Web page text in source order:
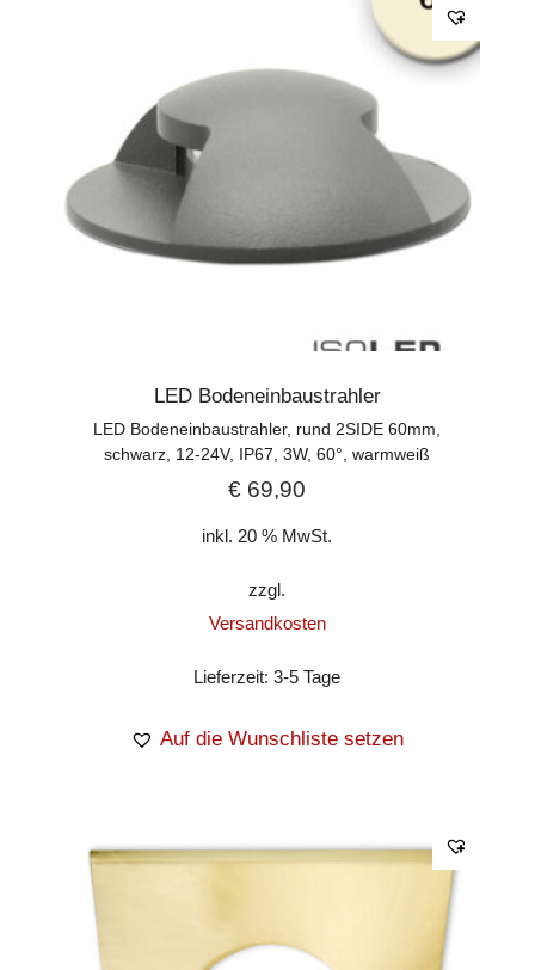
LED Bodeneinbaustrahler
LED Bodeneinbaustrahler, rund 2SIDE 60mm,
schwarz, 12-24V, IP67, 3W, 60°, warmweiß
€ 69,90
inkl. 20 % MwSt.
zzgl.
Versandkosten
Lieferzeit:3-5 Tage
Auf die Wunschliste setzen